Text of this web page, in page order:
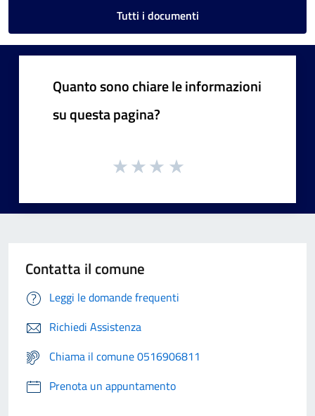
Tutti i documenti
Quanto sono chiare le informazioni
su questa pagina?
Contatta il comune
Leggi le domande frequenti
Richiedi Assistenza
Chiama il comune 0516906811
Prenota un appuntamento